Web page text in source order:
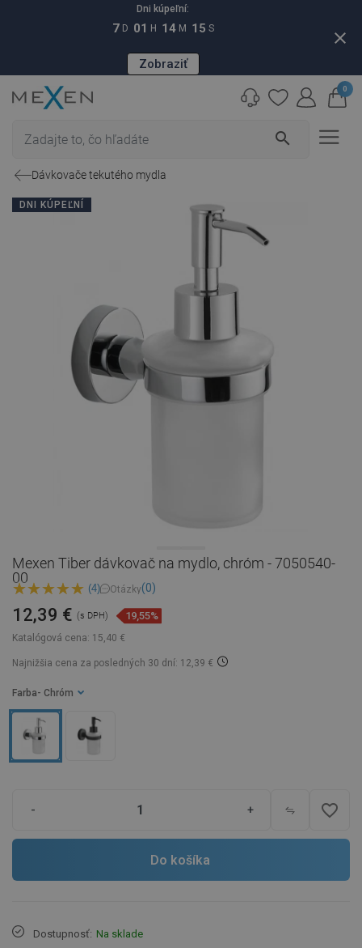
Dni kúpeľní:
7 D 01 H 14 M 14 S
Zobraziť
close
search
0
Dávkovače tekutého mydla
DNI KÚPEĽNÍ
Mexen Tiber dávkovač na mydlo, chróm - 7050540-
00
(4) Otázky(0)
Katalógová cena: 15,40 €
12,39 € (s DPH) 19,55%
Najnižšia cena za posledných 30 dní: 12,39 €
Farba - Chróm
- + favorite_border
Do košíka
Dostupnosť: Na sklade